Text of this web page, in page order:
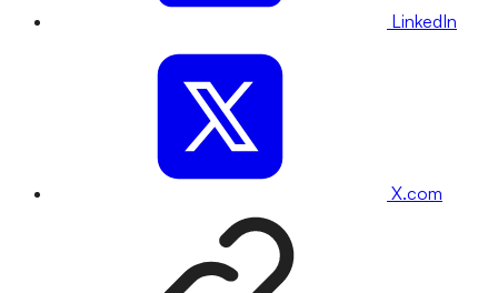
LinkedIn
X.com